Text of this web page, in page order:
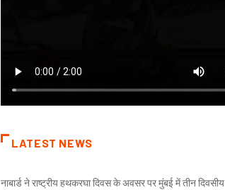
LATEST NEWS
नाबार्ड ने राष्ट्रीय हथकरघा दिवस के अवसर पर मुंबई में तीन दिवसीय